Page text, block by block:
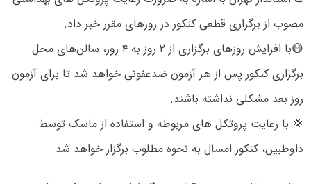
مصوب از برگزاری قطعی کنکور در روزهای مقرر خبر داد.
😷با افزایش روزهای برگزاری از ۲ روز به ۴ روز، سالن‌های محل
برگزاری کنکور پس از هر آزمون ضدعفونی خواهد شد تا برای آزمون
روز بعد مشکلی نداشته باشند.
💢 با رعایت پروتکل های مربوطه و استفاده از ماسک توسط
داوطبین، کنکور امسال به نحوه مطلوب برگزار خواهد شد